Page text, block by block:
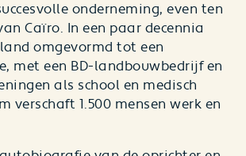
onderneming, even ten
Caïro. In een paar decennia
omgevormd tot een
met een BD-landbouwbedrijf en
als school en medisch
verschaft 1.500 mensen werk en